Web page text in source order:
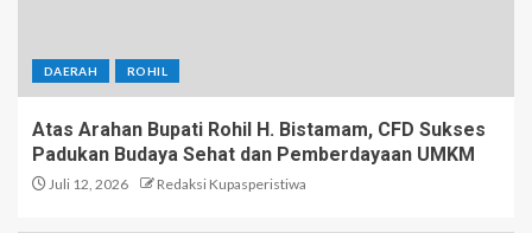
DAERAH ROHIL
Atas Arahan Bupati Rohil H. Bistamam, CFD Sukses
Padukan Budaya Sehat dan Pemberdayaan UMKM
Juli 12, 2026 Redaksi Kupasperistiwa